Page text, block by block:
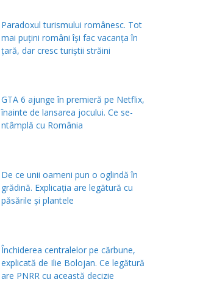
Paradoxul turismului românesc. Tot
mai puțini români își fac vacanța în
țară, dar cresc turiștii străini
GTA 6 ajunge în premieră pe Netflix,
înainte de lansarea jocului. Ce se-
ntâmplă cu România
De ce unii oameni pun o oglindă în
grădină. Explicația are legătură cu
păsările și plantele
Închiderea centralelor pe cărbune,
explicată de Ilie Bolojan. Ce legătură
are PNRR cu această decizie